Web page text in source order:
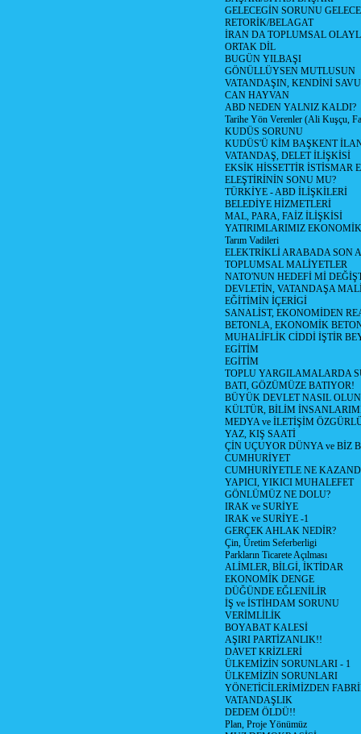
GELECEGİN SORUNU
RETORİK/BELAGAT
İRAN DA TOPLUMSAL
ORTAK DİL
BUGÜN YILBAŞI
GÖNÜLLÜYSEN MUTLUSUN
VATANDAŞIN, KENDİNİ
CAN HAYVAN
ABD NEDEN YALNIZ KALDI?
Tarihe Yön Verenler (Ali Kuşçu,
KUDÜS SORUNU
KUDÜS'Ü KİM BAŞKENT
VATANDAŞ, DELET İLİŞKİSİ
EKSİK HİSSETTİR İSTİSMAR
ELEŞTİRİNİN SONU MU?
TÜRKİYE - ABD İLİŞKİLERİ
BELEDİYE HİZMETLERİ
MAL, PARA, FAİZ İLİŞKİSİ
YATIRIMLARIMIZ
Tarım Vadileri
ELEKTRİKLİ ARABADA SON
TOPLUMSAL MALİYETLER
NATO'NUN HEDEFİ Mİ
DEVLETİN, VATANDAŞA
EĞİTİMİN İÇERİGİ
SANALİST, EKONOMİDEN
BETONLA, EKONOMİK
MUHALİFLİK CİDDİ İŞTİR
EGİTİM
EGİTİM
TOPLU YARGILAMALARDA
BATI, GÖZÜMÜZE BATIYOR!
BÜYÜK DEVLET NASIL
KÜLTÜR, BİLİM
MEDYA ve İLETİŞİM
YAZ, KIŞ SAATİ
ÇİN UÇUYOR DÜNYA ve BİZ
CUMHURİYET
CUMHURİYETLE NE
YAPICI, YIKICI MUHALEFET
GÖNLÜMÜZ NE DOLU?
IRAK ve SURİYE
IRAK ve SURİYE -1
GERÇEK AHLAK NEDİR?
Çin, Üretim Seferberligi
Parkların Ticarete Açılması
ALİMLER, BİLGİ, İKTİDAR
EKONOMİK DENGE
DÜĞÜNDE EĞLENİLİR
İŞ ve İSTİHDAM SORUNU
VERİMLİLİK
BOYABAT KALESİ
AŞIRI PARTİZANLIK!!
DAVET KRİZLERİ
ÜLKEMİZİN SORUNLARI - 1
ÜLKEMİZİN SORUNLARI
YÖNETİCİLERİMİZDEN
VATANDAŞLIK
DEDEM ÖLDÜ!!
Plan, Proje Yönümüz